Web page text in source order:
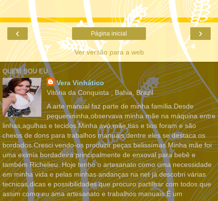
‹ ›
Página inicial
Ver versão para a web
QUEM SOU EU
Vera Vinhático
Vitória da Conquista , Bahia, Brazil
A arte manual faz parte de minha família.Desde
pequenininha,observava minha mãe na máquina entre
linhas,agulhas e tecidos.Minha avó,mãe,tias e tios foram e são
cheios de dons para trabalhos manuais,dentre eles se destaca os
bordados.Cresci vendo-os produzir peças belissímas.Minha mãe foi
uma eximia bordadeira principalmente de enxoval para bebê e
também Richelieu. Hoje tenho o artesanato como uma necessidade
em minha vida e pelas minhas andanças na net já descobri várias
tecnicas,dicas e possibilidades que procuro partilhar com todos que
assim como eu ama artesanato e trabalhos manuais.É um